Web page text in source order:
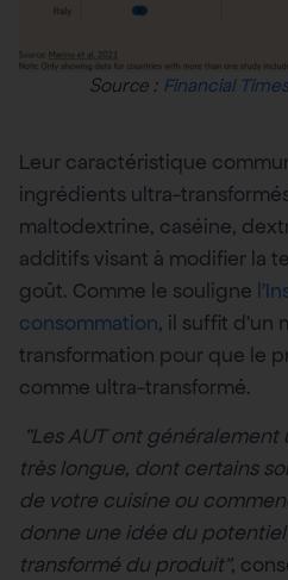
Source : Financial Times
Leur caractéristique
ingrédients ultra-
maltodextrine, caséine,
additifs visant à modifier la
goût. Comme le souligne
consommation, il suffit d’un
transformation pour que le
comme ultra-transformé.
”Les AUT ont
très longue, dont certains
de votre cuisine ou
donne une idée du
transformé du produit”,